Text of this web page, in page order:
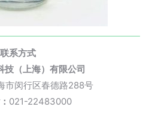
联系方式
技（上海）有限公司
市闵行区春德路288号
021-22483000